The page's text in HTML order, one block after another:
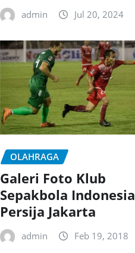
admin Jul 20, 2024
OLAHRAGA
Galeri Foto Klub
Sepakbola Indonesia
Persija Jakarta
admin Feb 19, 2018